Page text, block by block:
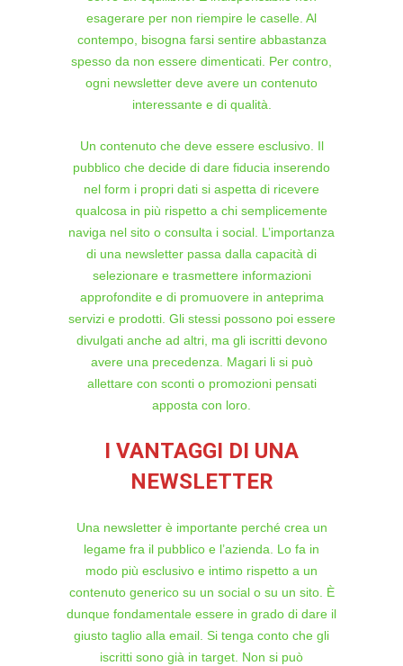
esagerare per non riempire le caselle. Al
contempo, bisogna farsi sentire abbastanza
spesso da non essere dimenticati. Per contro,
ogni newsletter deve avere un contenuto
interessante e di qualità.
Un contenuto che deve essere esclusivo. Il
pubblico che decide di dare fiducia inserendo
nel form i propri dati si aspetta di ricevere
qualcosa in più rispetto a chi semplicemente
naviga nel sito o consulta i social. L’importanza
di una newsletter passa dalla capacità di
selezionare e trasmettere informazioni
approfondite e di promuovere in anteprima
servizi e prodotti. Gli stessi possono poi essere
divulgati anche ad altri, ma gli iscritti devono
avere una precedenza. Magari li si può
allettare con sconti o promozioni pensati
apposta con loro.
I VANTAGGI DI UNA
NEWSLETTER
Una newsletter è importante perché crea un
legame fra il pubblico e l’azienda. Lo fa in
modo più esclusivo e intimo rispetto a un
contenuto generico su un social o su un sito. È
dunque fondamentale essere in grado di dare il
giusto taglio alla email. Si tenga conto che gli
iscritti sono già in target. Non si può